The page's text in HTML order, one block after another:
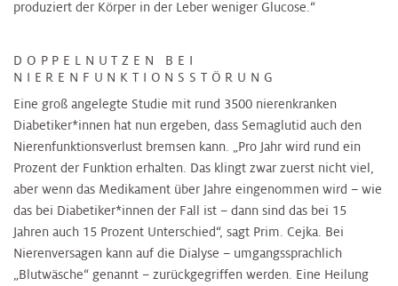
produziert der Körper in der Leber weniger Glucose.“
DOPPELNUTZEN BEI
NIERENFUNKTIONSSTÖRUNG
Eine groß angelegte Studie mit rund 3500 nierenkranken
Diabetiker*innen hat nun ergeben, dass Semaglutid auch den
Nierenfunktionsverlust bremsen kann. „Pro Jahr wird rund ein
Prozent der Funktion erhalten. Das klingt zwar zuerst nicht viel,
aber wenn das Medikament über Jahre eingenommen wird – wie
das bei Diabetiker*innen der Fall ist – dann sind das bei 15
Jahren auch 15 Prozent Unterschied“, sagt Prim. Cejka. Bei
Nierenversagen kann auf die Dialyse – umgangssprachlich
„Blutwäsche“ genannt – zurückgegriffen werden. Eine Heilung